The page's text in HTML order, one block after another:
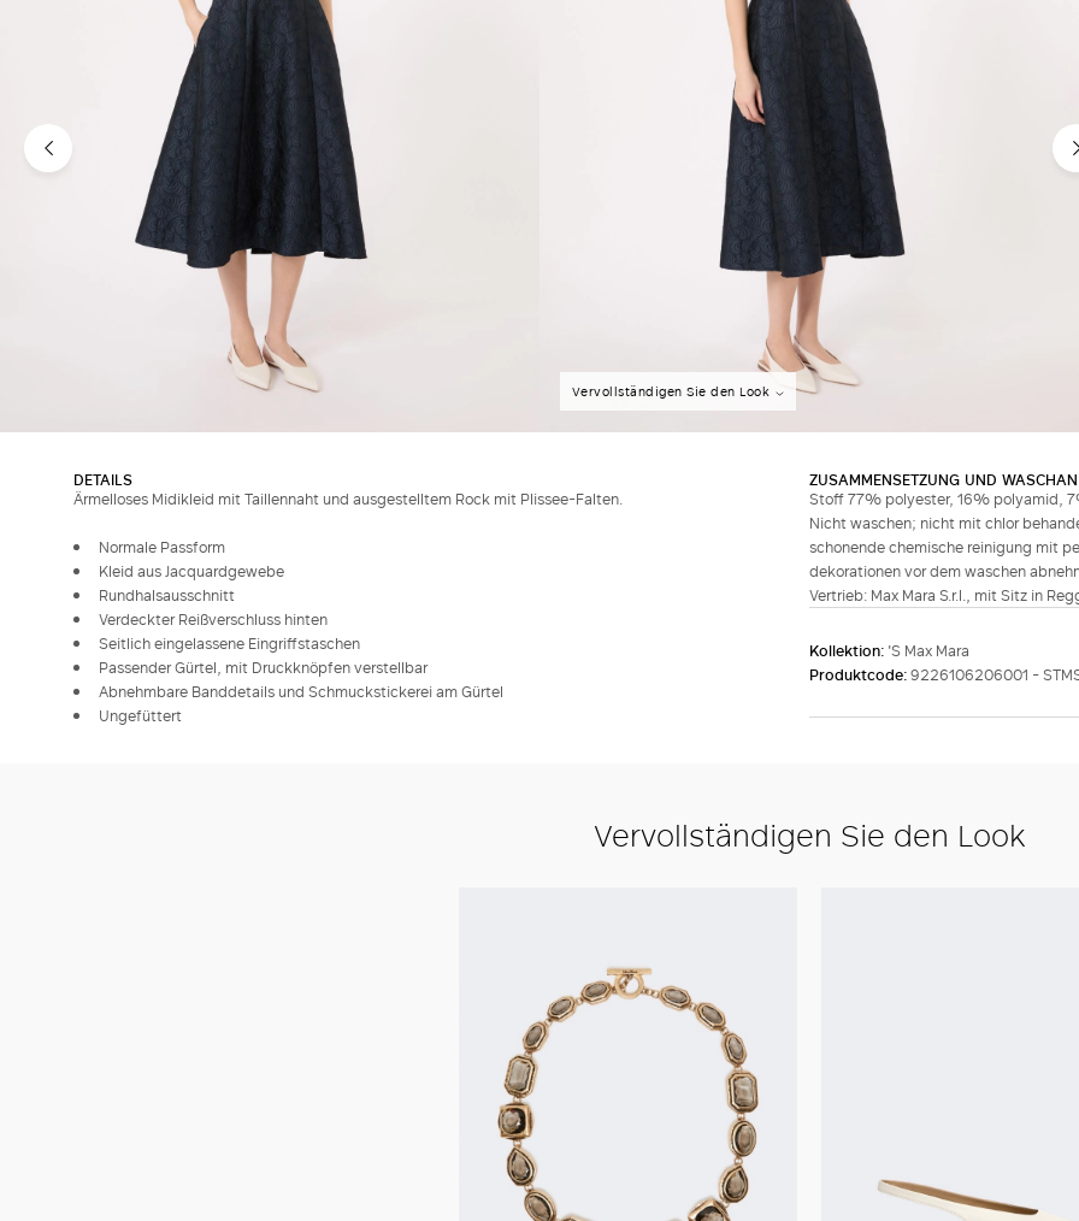
Vervollständigen Sie den Look
DETAILS
Ärmelloses Midikleid mit Taillennaht und ausgestelltem Rock mit Plissee-Falten.
Normale Passform
Kleid aus Jacquardgewebe
Rundhalsausschnitt
Verdeckter Reißverschluss hinten
Seitlich eingelassene Eingriffstaschen
Passender Gürtel, mit Druckknöpfen verstellbar
Abnehmbare Banddetails und Schmuckstickerei am Gürtel
Ungefüttert
ZUSAMMENSETZUNG UND
Stoff 77% polyester, 16% polyamid,
Nicht waschen; nicht mit chlor
schonende chemische reinigung mit
dekorationen vor dem waschen
Vertrieb: Max Mara S.r.l., mit Sitz in
Kollektion: 'S Max Mara
Produktcode:9226106206001 -
Vervollständigen Sie den Look